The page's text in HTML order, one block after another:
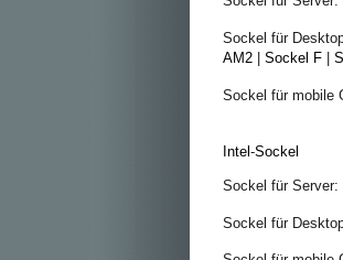
Sockel für
AM2
Sockel F
Sockel für mobile
Intel -Sockel
Sockel für Server:
Sockel für